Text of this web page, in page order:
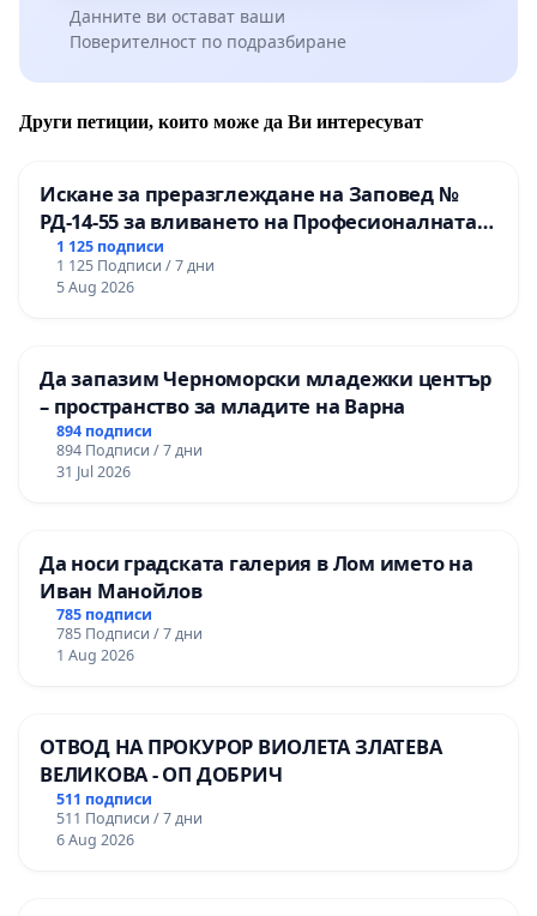
Данните ви остават ваши
Поверителност по подразбиране
Други петиции, които може да Ви интересуват
Искане за преразглеждане на Заповед №
РД-14-55 за вливането на Професионалната
гимназия по промишлени технологии в
Професионалната гимназия по икономика и
мениджмънт – гр. Пазарджик
1 125 подписи
1 125 Подписи / 7 дни
5 Aug 2026
Да запазим Черноморски младежки център
– пространство за младите на Варна
894 подписи
894 Подписи / 7 дни
31 Jul 2026
Да носи градската галерия в Лом името на
Иван Манойлов
785 подписи
785 Подписи / 7 дни
1 Aug 2026
ОТВОД НА ПРОКУРОР ВИОЛЕТА ЗЛАТЕВА
ВЕЛИКОВА - ОП ДОБРИЧ
511 подписи
511 Подписи / 7 дни
6 Aug 2026